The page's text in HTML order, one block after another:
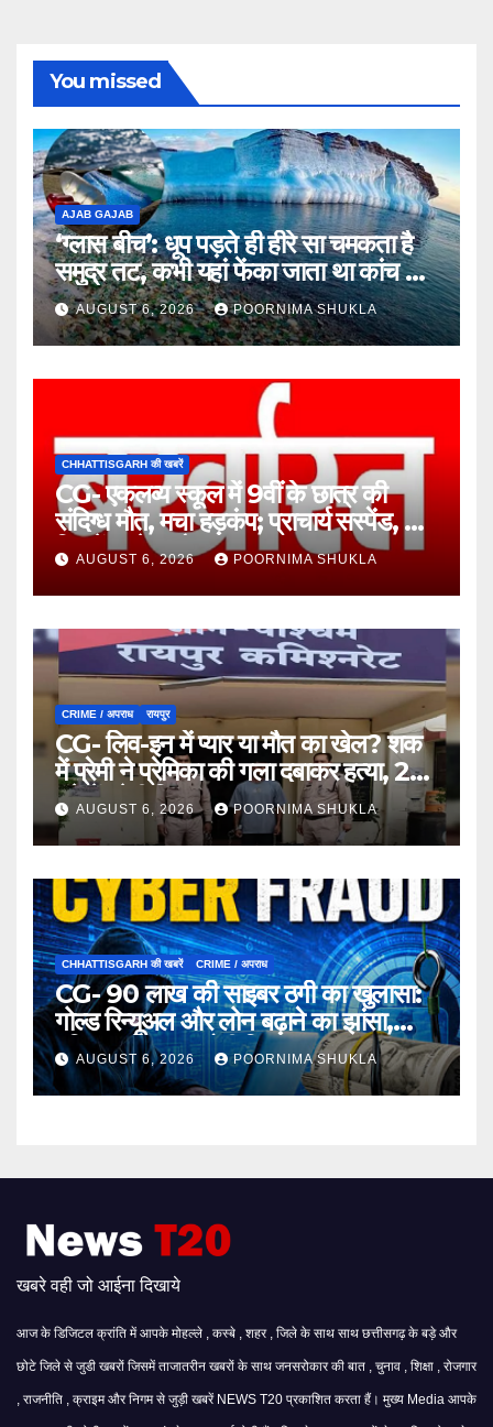
You missed
AJAB GAJAB
‘ग्लास बीच’: धूप पड़ते ही हीरे सा चमकता है
समुद्र तट, कभी यहां फेंका जाता था कांच का
कचरा!…
AUGUST 6, 2026 POORNIMA SHUKLA
CHHATTISGARH की खबरें
CG- एकलव्य स्कूल में 9वीं के छात्र की
संदिग्ध मौत, मचा हड़कंप; प्राचार्य सस्पेंड, 7
दिन में खुलेगा मौत का राज!…
AUGUST 6, 2026 POORNIMA SHUKLA
CRIME / अपराध रायपुर
CG- लिव-इन में प्यार या मौत का खेल? शक
में प्रेमी ने प्रेमिका की गला दबाकर हत्या, 24
घंटे में प्रेमी गिरफ्तार…
AUGUST 6, 2026 POORNIMA SHUKLA
CHHATTISGARH की खबरें CRIME / अपराध
CG- 90 लाख की साइबर ठगी का खुलासा:
गोल्ड रिन्यूअल और लोन बढ़ाने का झांसा,
महिला समेत 3 आरोपी गिरफ्तार…
AUGUST 6, 2026 POORNIMA SHUKLA
खबरे वही जो आईना दिखाये
आज के डिजिटल क्रांति में आपके मोहल्ले , कस्बे , शहर , जिले के साथ साथ छत्तीसगढ़ के बड़े और
छोटे जिले से जुडी खबरों जिसमें ताजातरीन खबरों के साथ जनसरोकार की बात , चुनाव , शिक्षा , रोजगार
, राजनीति , क्राइम और निगम से जुड़ी खबरें NEWS T20 प्रकाशित करता हैं। मुख्य Media आपके